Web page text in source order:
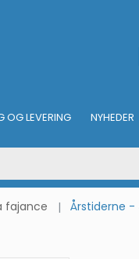
OG LEVERING NYHEDER
fajance Årstiderne -